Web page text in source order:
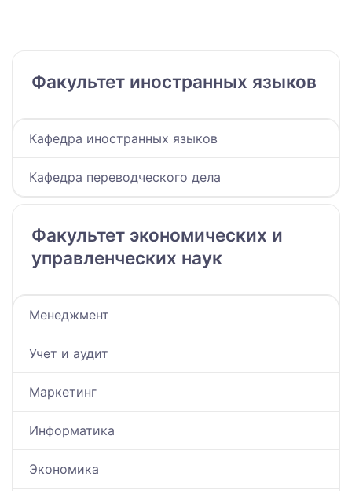
Факультет иностранных языков
Кафедра иностранных языков
Кафедра переводческого дела
Факультет экономических и
управленческих наук
Менеджмент
Учет и аудит
Маркетинг
Информатика
Экономика